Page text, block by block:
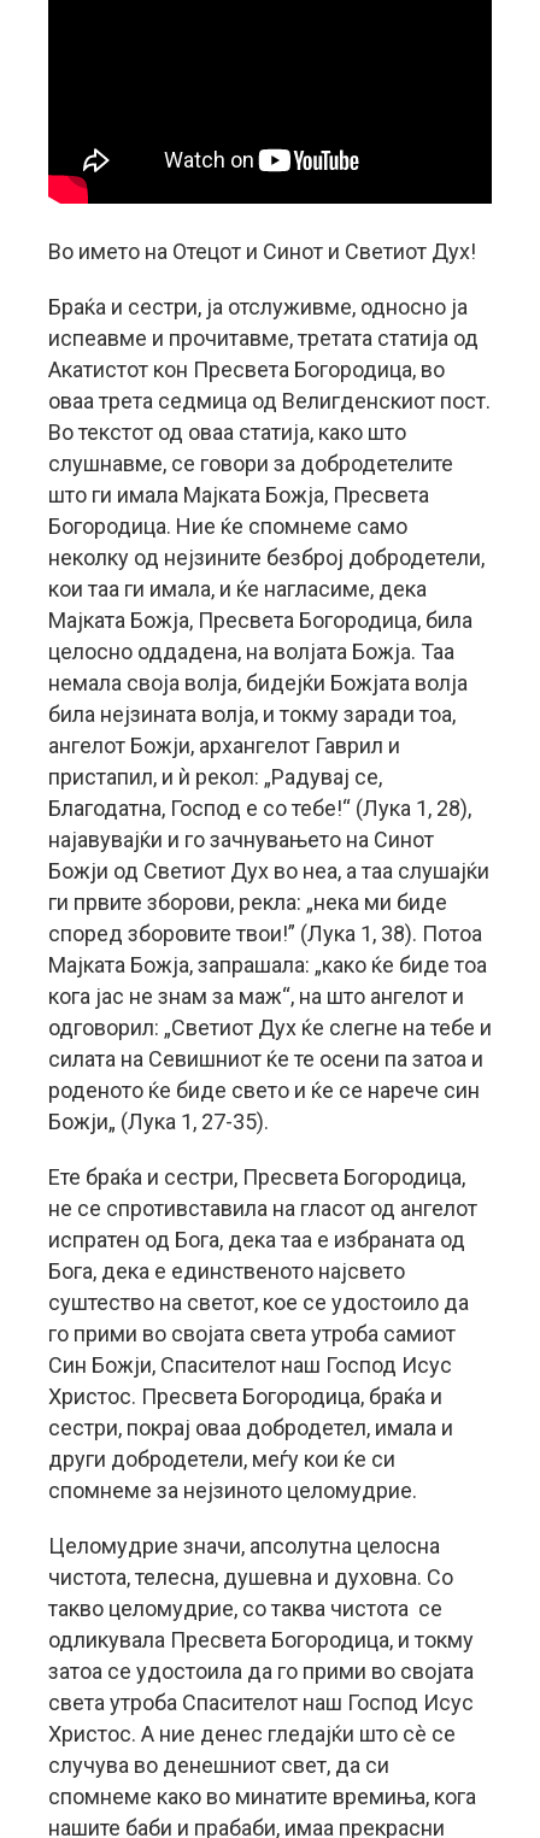
Во името на Отецот и Синот и Светиот Дух!
Браќа и сестри, ја отслуживме, односно ја
испеавме и прочитавме, третата статија од
Акатистот кон Пресвета Богородица, во
оваа трета седмица од Велигденскиот пост.
Во текстот од оваа статија, како што
слушнавме, се говори за добродетелите
што ги имала Мајката Божја, Пресвета
Богородица. Ние ќе спомнеме само
неколку од нејзините безброј добродетели,
кои таа ги имала, и ќе нагласиме, дека
Мајката Божја, Пресвета Богородица, била
целосно оддадена, на волјата Божја. Таа
немала своја волја, бидејќи Божјата волја
била нејзината волја, и токму заради тоа,
ангелот Божји, архангелот Гаврил и
пристапил, и ѝ рекол: „Радувај се,
Благодатна, Господ е со тебе!“ (Лука 1, 28),
најавувајќи и го зачнувањето на Синот
Божји од Светиот Дух во неа, a таа слушајќи
ги првите зборови, рекла: „нека ми биде
според зборовите твои!” (Лука 1, 38). Потоа
Мајката Божја, запрашала: „како ќе биде тоа
кога јас не знам за маж“, на што ангелот и
одговорил: „Светиот Дух ќе слегне на тебе и
силата на Севишниот ќе те осени па затоа и
роденото ќе биде свето и ќе се нарече син
Божји„ (Лука 1, 27-35).
Ете браќа и сестри, Пресвета Богородица,
не се спротивставила на гласот од ангелот
испратен од Бога, дека таа е избраната од
Бога, дека е единственото најсвето
суштество на светот, кое се удостоило да
го прими во својата света утроба самиот
Син Божји, Спасителот наш Господ Исус
Христос. Пресвета Богородица, браќа и
сестри, покрај оваа добродетел, имала и
други добродетели, меѓу кои ќе си
спомнеме за нејзиното целомудрие.
Целомудрие значи, апсолутна целосна
чистота, телесна, душевна и духовна. Со
такво целомудрие, со таква чистота се
одликувала Пресвета Богородица, и токму
затоа се удостоила да го прими во својата
света утроба Спасителот наш Господ Исус
Христос. А ние денес гледајќи што сè се
случува во денешниот свет, да си
спомнеме како во минатите времиња, кога
нашите баби и прабаби, имаа прекрасни